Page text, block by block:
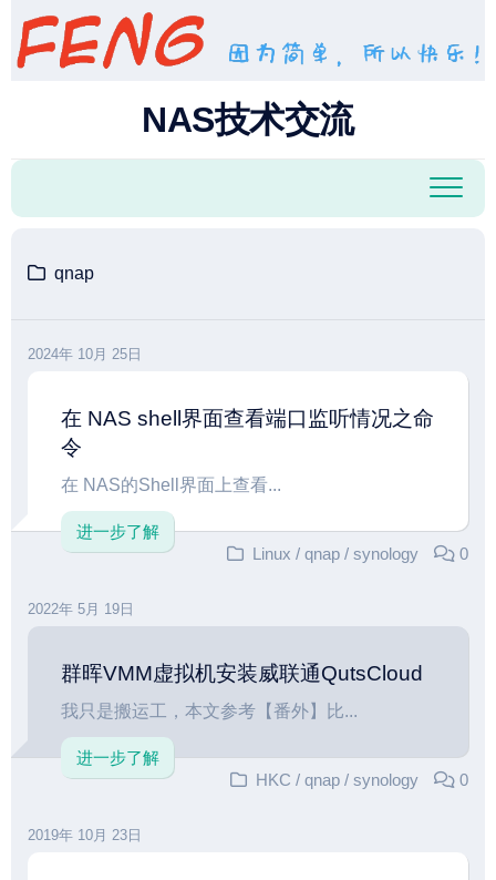
NAS技术交流
qnap
2024年 10月 25日
在 NAS shell界面查看端口监听情况之命
令
在 NAS的Shell界面上查看...
进一步了解
Linux / qnap / synology 0
2022年 5月 19日
群晖VMM虚拟机安装威联通QutsCloud
我只是搬运工，本文参考【番外】比...
进一步了解
HKC / qnap / synology 0
2019年 10月 23日